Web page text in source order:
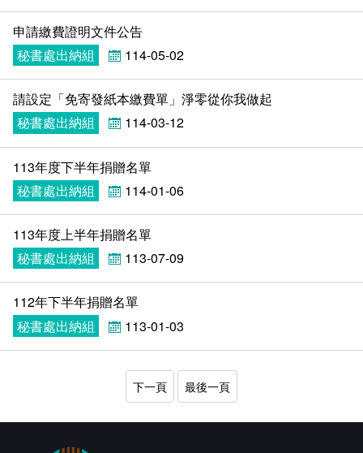
申請繳費證明文件公告
秘書處出納組
114-05-02
請設定「免寄發紙本繳費單」淨零從你我做起
秘書處出納組
114-03-12
113年度下半年捐贈名單
秘書處出納組
114-01-06
113年度上半年捐贈名單
秘書處出納組
113-07-09
112年下半年捐贈名單
秘書處出納組
113-01-03
下一頁 最後一頁